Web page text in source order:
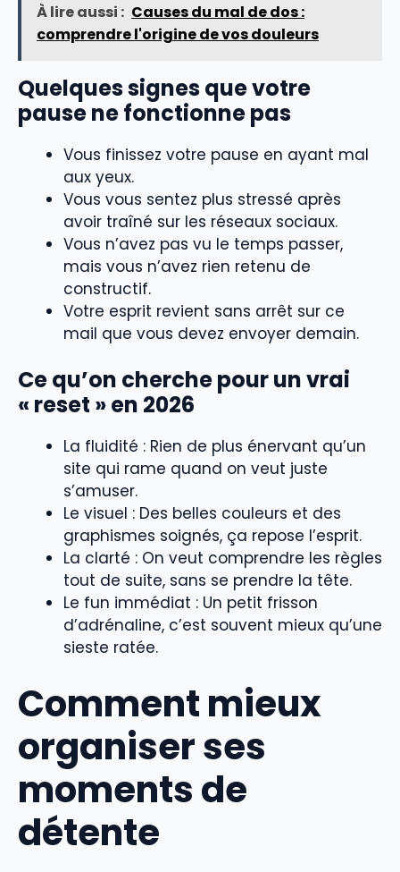
À lire aussi : Causes du mal de dos :
comprendre l'origine de vos douleurs
Quelques signes que votre
pause ne fonctionne pas
Vous finissez votre pause en ayant mal
aux yeux.
Vous vous sentez plus stressé après
avoir traîné sur les réseaux sociaux.
Vous n’avez pas vu le temps passer,
mais vous n’avez rien retenu de
constructif.
Votre esprit revient sans arrêt sur ce
mail que vous devez envoyer demain.
Ce qu’on cherche pour un vrai
« reset » en 2026
La fluidité : Rien de plus énervant qu’un
site qui rame quand on veut juste
s’amuser.
Le visuel : Des belles couleurs et des
graphismes soignés, ça repose l’esprit.
La clarté : On veut comprendre les règles
tout de suite, sans se prendre la tête.
Le fun immédiat : Un petit frisson
d’adrénaline, c’est souvent mieux qu’une
sieste ratée.
Comment mieux
organiser ses
moments de
détente